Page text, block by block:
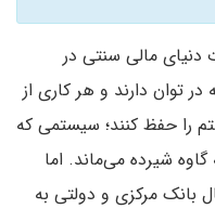
دنیای مالی سنتی در
دارند و هر کاری از
را حفظ کنند؛ سیستمی که
گاوه شیرده می‌ماند. اما
مرکزی و دولتی به